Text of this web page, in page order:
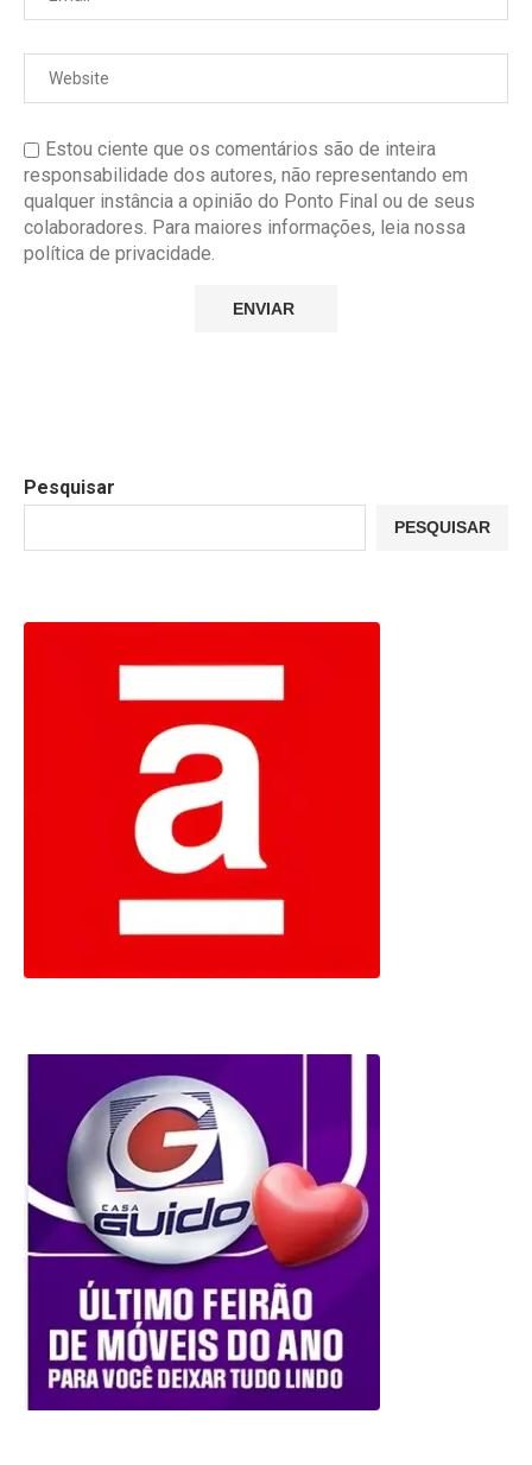
Estou ciente que os comentários são de inteira
responsabilidade dos autores, não representando em
qualquer instância a opinião do Ponto Final ou de seus
colaboradores. Para maiores informações, leia nossa
política de privacidade.
Pesquisar
PESQUISAR